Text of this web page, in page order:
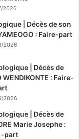
2026
| Décès de son
: Faire-part
2026
| Décès de
WENDIKONTE : Faire-
2026
| Décès de
Marie Josephe :
-part